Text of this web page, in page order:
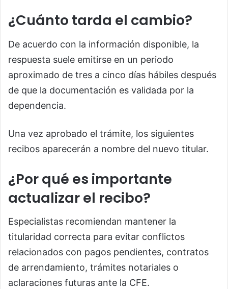
¿Cuánto tarda el cambio?
De acuerdo con la información disponible, la
respuesta suele emitirse en un periodo
aproximado de tres a cinco días hábiles después
de que la documentación es validada por la
dependencia.
Una vez aprobado el trámite, los siguientes
recibos aparecerán a nombre del nuevo titular.
¿Por qué es importante
actualizar el recibo?
Especialistas recomiendan mantener la
titularidad correcta para evitar conflictos
relacionados con pagos pendientes, contratos
de arrendamiento, trámites notariales o
aclaraciones futuras ante la CFE.